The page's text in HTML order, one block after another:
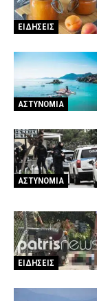
ΕΙΔΗΣΕΙΣ
ΑΣΤΥΝΟΜΙΑ
ΑΣΤΥΝΟΜΙΑ
ΕΙΔΗΣΕΙΣ